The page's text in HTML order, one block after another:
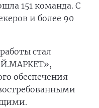
151 команда. С
и более 90
стал
обеспечения